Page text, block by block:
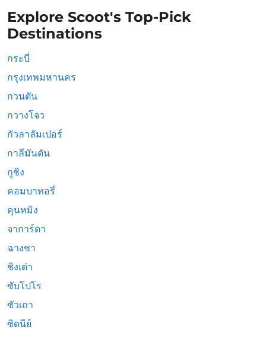
Explore Scoot's Top-Pick
Destinations
กระบี่
กรุงเทพมหานคร
กวนตัน
กวางโจว
กัวลาลัมเปอร์
กาลีมันตัน
กูชิง
คอมบาทอรี่
คุนหมิง
จาการ์ตา
ฉางชา
ชิงเต่า
ซับโปโร
ซัวเถา
ซิดนีย์